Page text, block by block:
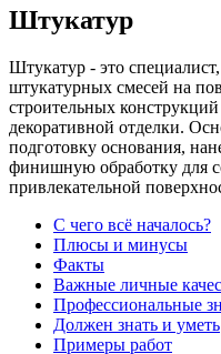
Шту­катур
Штукатур - это
штукатурных смесей на
строительных
декоративной отделки.
подготовку основания,
финишную обработку для
привлекательной
С чего всё началось?
Плюсы и минусы
Факты
Важные личные
Профессиональные
Должен знать и уметь
Примеры работ